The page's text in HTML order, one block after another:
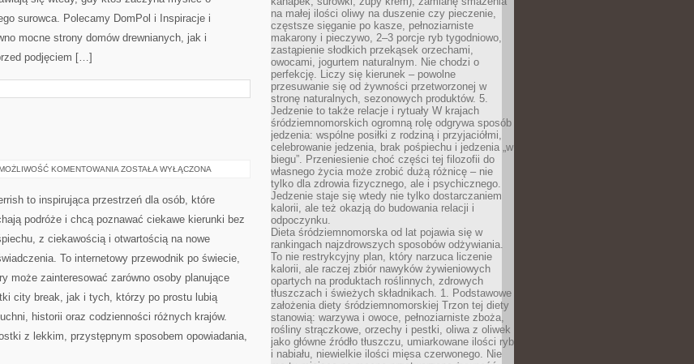
surowca. Polecamy DomPol i Inspiracje i
mocne strony domów drewnianych, jak i
podjęciem […]
KOMENTOWANIA MALEZJA
ZOSTAŁA WYŁĄCZONA
to inspirująca przestrzeń dla osób, które
podróże i chcą poznawać ciekawe kierunki bez
z ciekawością i otwartością na nowe
To internetowy przewodnik po świecie,
może zainteresować zarówno osoby planujące
city break, jak i tych, którzy po prostu lubią
historii oraz codzienności różnych krajów.
z lekkim, przystępnym sposobem opowiadania,
na małej ilości oliwy na duszenie czy pieczenie,
częstsze sięganie po kasze, pełnoziarniste
makarony i pieczywo, 2–3 porcje ryb tygodniowo,
zastąpienie słodkich przekąsek orzechami,
owocami, jogurtem naturalnym. Nie chodzi o
perfekcję. Liczy się kierunek – powolne
przesuwanie się od żywności przetworzonej w
stronę naturalnych, sezonowych produktów. 5.
Jedzenie to także relacje i rytuały W krajach
śródziemnomorskich ogromną rolę odgrywa sposób
jedzenia: wspólne posiłki z rodziną i przyjaciółmi,
celebrowanie jedzenia, brak pośpiechu i jedzenia „w
biegu”. Przeniesienie choć części tej filozofii do
własnego życia może zrobić dużą różnicę – nie
tylko dla zdrowia fizycznego, ale i psychicznego.
Jedzenie staje się wtedy nie tylko dostarczaniem
kalorii, ale też okazją do budowania relacji i
odpoczynku.
Dieta śródziemnomorska od lat pojawia się w
rankingach najzdrowszych sposobów odżywiania.
To nie restrykcyjny plan, który narzuca liczenie
kalorii, ale raczej zbiór nawyków żywieniowych
opartych na produktach roślinnych, zdrowych
tłuszczach i świeżych składnikach. 1. Podstawowe
założenia diety śródziemnomorskiej Trzon tej diety
stanowią: warzywa i owoce, pełnoziarniste zboża,
rośliny strączkowe, orzechy i pestki, oliwa z oliwek
jako główne źródło tłuszczu, umiarkowane ilości ryb
i nabiału, niewielkie ilości mięsa czerwonego. Nie